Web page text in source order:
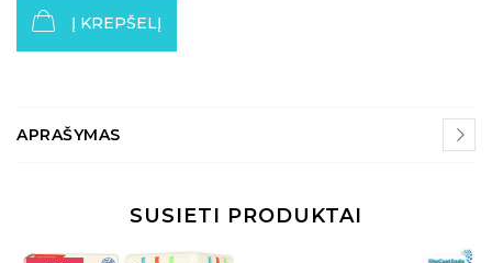
Į KREPŠELĮ
APRAŠYMAS
SUSIETI PRODUKTAI